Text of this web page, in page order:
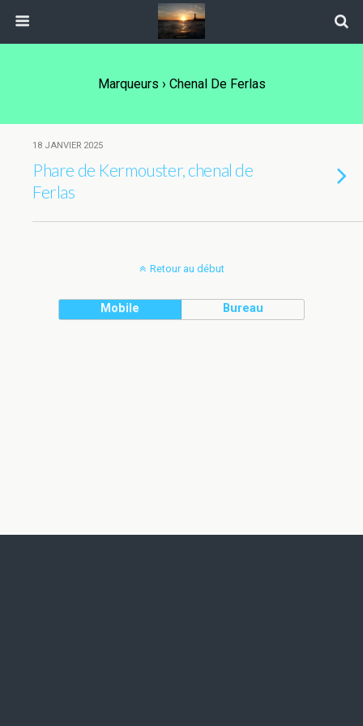
Marqueurs › Chenal De Ferlas
18 JANVIER 2025
Phare de Kermouster, chenal de
Ferlas
Retour au début
Mobile Bureau